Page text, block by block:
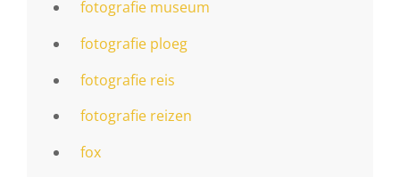
fotografie museum
fotografie ploeg
fotografie reis
fotografie reizen
fox